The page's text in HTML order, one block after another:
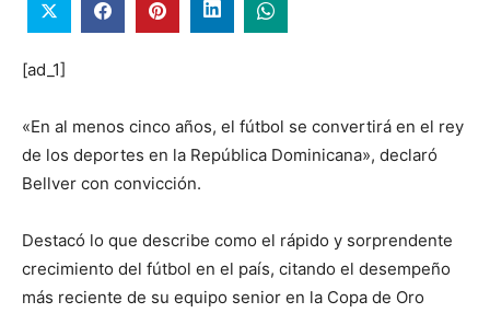
[ad_1]
«En al menos cinco años, el fútbol se convertirá en el rey
de los deportes en la República Dominicana», declaró
Bellver con convicción.
Destacó lo que describe como el rápido y sorprendente
crecimiento del fútbol en el país, citando el desempeño
más reciente de su equipo senior en la Copa de Oro